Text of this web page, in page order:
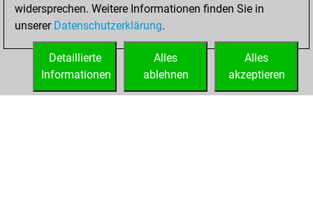
You created
your Fritz account
widersprechen. Weitere Informationen finden Sie in
unserer Datenschutzerklärung.
Alles
akzeptieren
Alles
ablehnen
Detaillierte
Informationen